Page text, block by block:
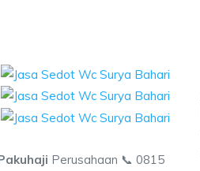
Perusahaan 📞 0815